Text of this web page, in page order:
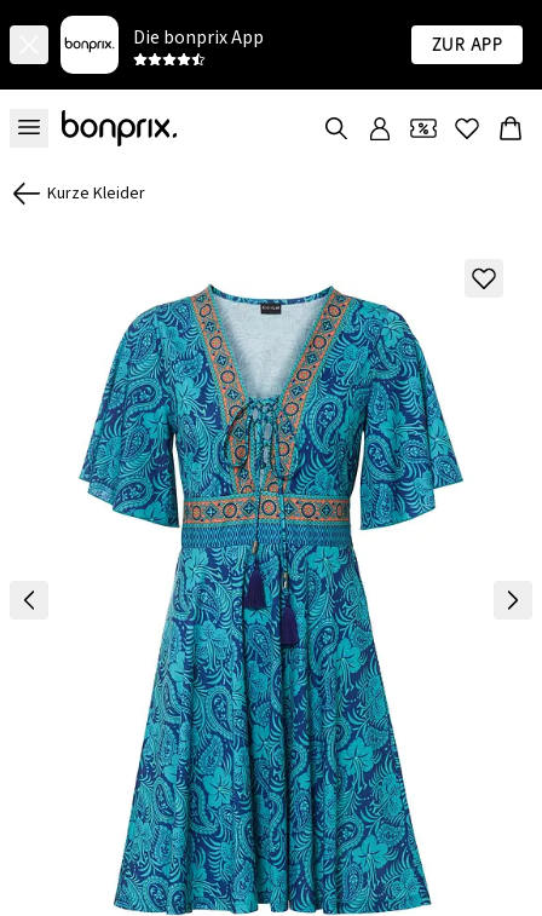
Die bonprix App Zur App
Kurze Kleider